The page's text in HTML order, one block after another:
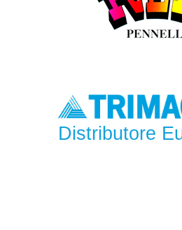
Distributore